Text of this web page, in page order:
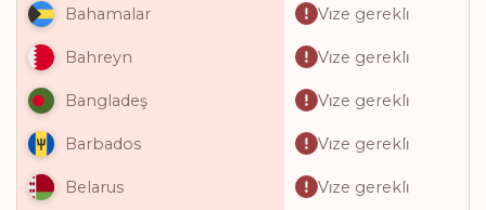
Bahamalar Vi̇ze gerekli̇
Bahreyn Vi̇ze gerekli̇
Bangladeş Vi̇ze gerekli̇
Barbados Vi̇ze gerekli̇
Belarus Vi̇ze gerekli̇